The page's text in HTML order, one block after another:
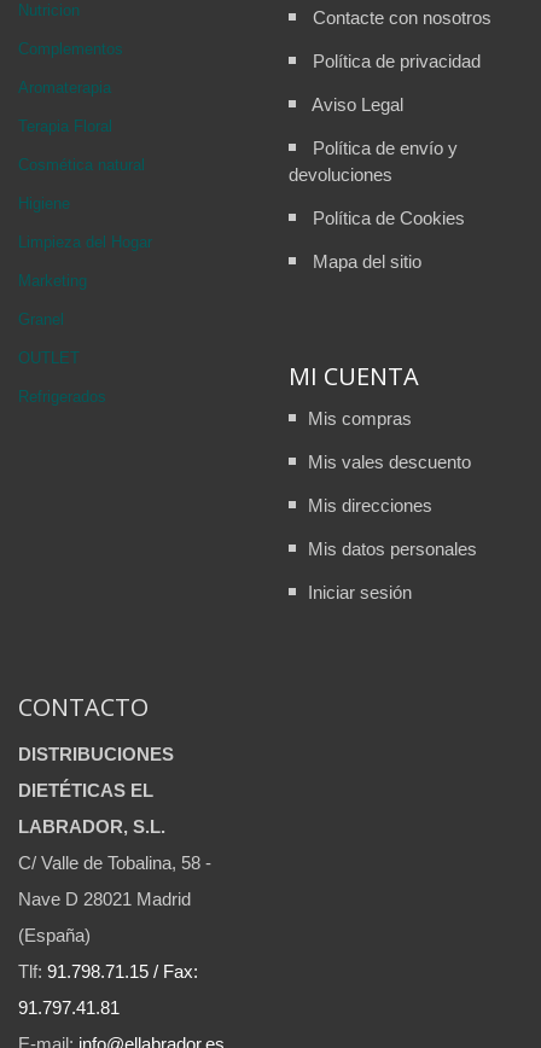
Nutricion
Complementos
Aromaterapia
Terapia Floral
Cosmética natural
Higiene
Limpieza del Hogar
Marketing
Granel
OUTLET
Refrigerados
Contacte con nosotros
Política de privacidad
Aviso Legal
Política de envío y
devoluciones
Política de Cookies
Mapa del sitio
MI CUENTA
Mis compras
Mis vales descuento
Mis direcciones
Mis datos personales
Iniciar sesión
CONTACTO
DISTRIBUCIONES
DIETÉTICAS EL
LABRADOR, S.L.
C/ Valle de Tobalina, 58 -
Nave D 28021 Madrid
(España)
Tlf: 91.798.71.15 / Fax:
91.797.41.81
E-mail: info@ellabrador.es